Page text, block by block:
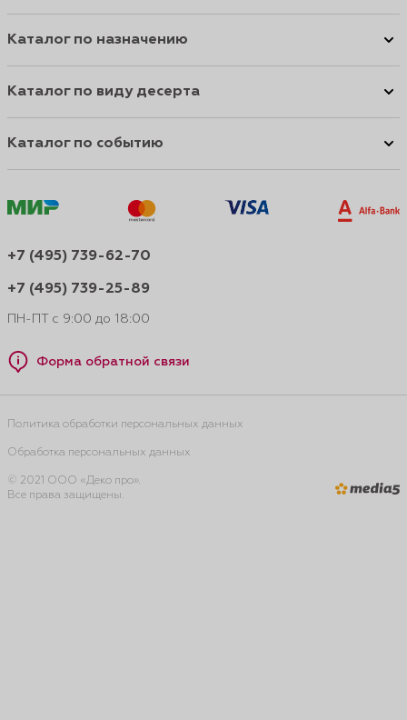
Каталог по назначению
Каталог по виду десерта
Каталог по событию
+7 (495) 739-62-70
+7 (495) 739-25-89
ПН-ПТ с 9:00 до 18:00
Форма обратной связи
Политика обработки персональных данных
Обработка персональных данных
© 2021 ООО «Деко про».
Все права защищены.